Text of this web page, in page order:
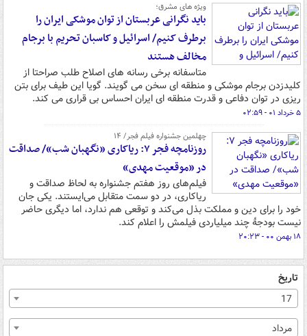
ویژه های مشرق؛
باید نگرانی عربستان از توان موشکی ایران را
برطرف کنیم/ اسرائیل و کاسبان تحریم با برجام
مخالف هستند
متاسفانه برخی رسانه های اصلاح طلب صراحتا از
کلیدزدن برجام موشکی و منطقه ای سخن می گویند. گویا این طیف برای بتن
ریزی در توان دفاعی و قدرت منطقه ای ایران احساس بی قراری می کند.
۵ خرداد ۰۱ - ۰۲:۵۹
چهلمین جشنواره فیلم فجر/ ۱۴
روزنامچه فجر ۷: ریاکاری «نگهبان شب»/ صداقت
در «موقعیت مهدی»
فیلم‌های روز هفتم جشنواره به لحاظ صداقت و
ریاکاری، در دو سمت متقابل می‌ایستند. یکی جان
خود را برای دین و مملکت بذل می‌کند و توقعی هم ندارد، اما دیگری حاضر
نیست بودجۀ چند میلیاردی فیلمش را اعلام کند.
۱۸ بهمن ۰۰ - ۲۰:۲۳
تاریخ
17
مرداد